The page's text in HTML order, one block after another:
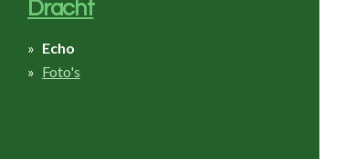
Dracht
Echo
Foto's